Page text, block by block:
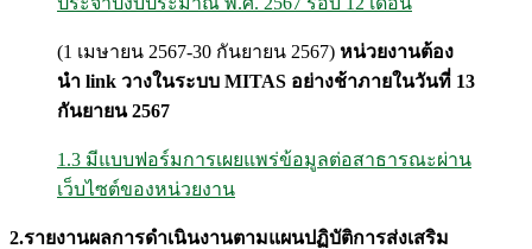
(1 เมษายน 2567-30 กันยายน 2567) หน่วยงานต้อง
นำ link วางในระบบ MITAS อย่างช้าภายในวันที่ 13
กันยายน 2567
1.3 มีแบบฟอร์มการเผยแพร่ข้อมูลต่อสาธารณะผ่าน
เว็บไซต์ของหน่วยงาน
2.รายงานผลการดำเนินงานตามแผนปฏิบัติการส่งเสริม